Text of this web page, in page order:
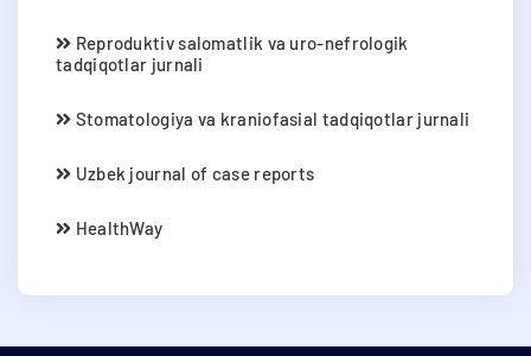
Reproduktiv salomatlik va uro-nefrologik
tadqiqotlar jurnali
Stomatologiya va kraniofasial tadqiqotlar jurnali
Uzbek journal of case reports
HealthWay